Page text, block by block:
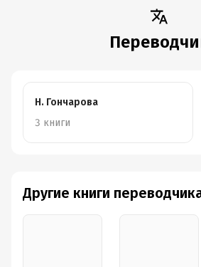
Н. Гончарова
3 книги
Другие книги